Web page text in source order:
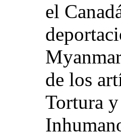
el
de los
Tortura